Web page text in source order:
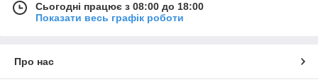
Сьогодні працює з 08:00 до 18:00
Показати весь графік роботи
Про нас